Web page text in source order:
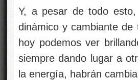
Y, a pesar de todo
dinámico y cambiante
hoy podemos ver
siempre dando lugar a
la energía, habrán